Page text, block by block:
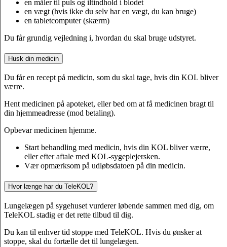
en måler til puls og iltindhold i blodet
en vægt (hvis ikke du selv har en vægt, du kan bruge)
en tabletcomputer (skærm)
Du får grundig vejledning i, hvordan du skal bruge udstyret.
Husk din medicin
Du får en recept på medicin, som du skal tage, hvis din KOL bliver
værre.
Hent medicinen på apoteket, eller bed om at få medicinen bragt til
din hjemmeadresse (mod betaling).
Opbevar medicinen hjemme.
Start behandling med medicin, hvis din KOL bliver værre,
eller efter aftale med KOL-sygeplejersken.
Vær opmærksom på udløbsdatoen på din medicin.
Hvor længe har du TeleKOL?
Lungelægen på sygehuset vurderer løbende sammen med dig, om
TeleKOL stadig er det rette tilbud til dig.
Du kan til enhver tid stoppe med TeleKOL. Hvis du ønsker at
stoppe, skal du fortælle det til lungelægen.